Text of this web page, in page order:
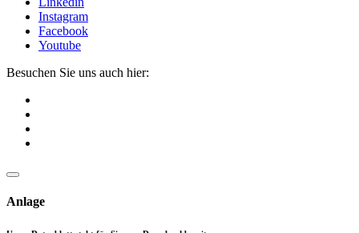
Instagram
Facebook
Youtube
Besuchen Sie uns auch hier:
Anlage